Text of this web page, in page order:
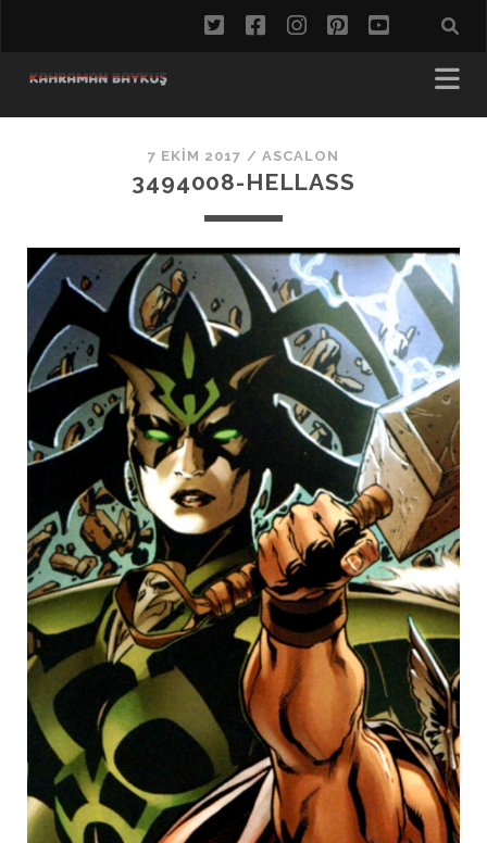
twitterfacebookinstagram
pinterest
youtube
7 EKIM 2017 / ASCALON
3494008-HELLASS